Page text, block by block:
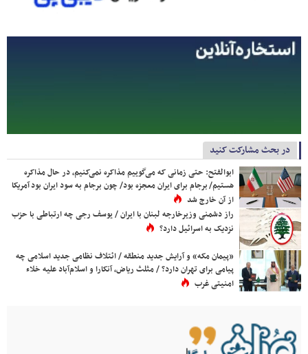
در بحث مشارکت کنید
ابوالفتح: حتی زمانی که می‌گوییم مذاکره نمی‌کنیم، در حال مذاکره
هستیم/ برجام برای ایران معجزه بود/ چون برجام به سود ایران بود آمریکا
از آن خارج شد
راز دشمنی وزیرخارجه لبنان با ایران / یوسف رجی چه ارتباطی با حزب
نزدیک به اسرائیل دارد؟
«پیمان مکه» و آرایش جدید منطقه / ائتلاف نظامی جدید اسلامی چه
پیامی برای تهران دارد؟ / مثلث ریاض، آنکارا و اسلام‌آباد علیه خلاء
امنیتی غرب